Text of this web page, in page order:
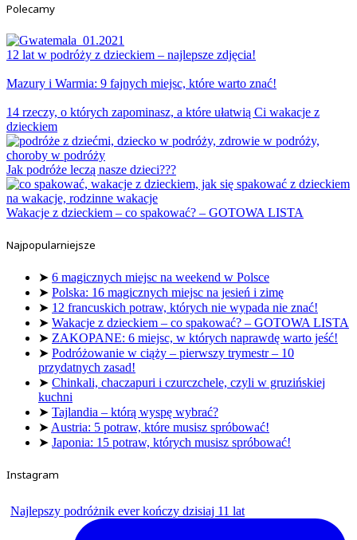
Polecamy
12 lat w podróży z dzieckiem – najlepsze zdjęcia!
Mazury i Warmia: 9 fajnych miejsc, które warto znać!
14 rzeczy, o których zapominasz, a które ułatwią Ci wakacje z
dzieckiem
Jak podróże leczą nasze dzieci???
Wakacje z dzieckiem – co spakować? – GOTOWA LISTA
Najpopularniejsze
➤ 6 magicznych miejsc na weekend w Polsce
➤ Polska: 16 magicznych miejsc na jesień i zimę
➤ 12 francuskich potraw, których nie wypada nie znać!
➤ Wakacje z dzieckiem – co spakować? – GOTOWA LISTA
➤ ZAKOPANE: 6 miejsc, w których naprawdę warto jeść!
➤ Podróżowanie w ciąży – pierwszy trymestr – 10
przydatnych zasad!
➤ Chinkali, chaczapuri i czurczchele, czyli w gruzińskiej
kuchni
➤ Tajlandia – którą wyspę wybrać?
➤ Austria: 5 potraw, które musisz spróbować!
➤ Japonia: 15 potraw, których musisz spróbować!
Instagram
Najlepszy podróżnik ever kończy dzisiaj 11 lat